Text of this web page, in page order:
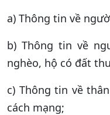
a) Thông tin về
b) Thông tin về
nghèo, hộ có đất
c) Thông tin về
cách mạng;